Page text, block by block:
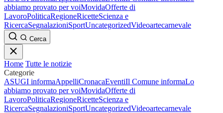
abbiamo provato per voiMovidaOfferte di
LavoroPoliticaRegioneRicetteScienza e
RicercaSegnalazioniSportUncategorizedVideoartecarnevale
Cerca
Home Tutte le notizie
Categorie
ASUGI informaAppelliCronacaEventiIl Comune informaLo
abbiamo provato per voiMovidaOfferte di
LavoroPoliticaRegioneRicetteScienza e
RicercaSegnalazioniSportUncategorizedVideoartecarnevale